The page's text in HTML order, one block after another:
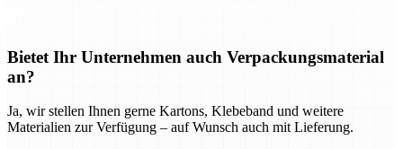
Bietet Ihr Unternehmen auch Verpackungsmaterial
an?
Ja, wir stellen Ihnen gerne Kartons, Klebeband und weitere
Materialien zur Verfügung – auf Wunsch auch mit Lieferung.